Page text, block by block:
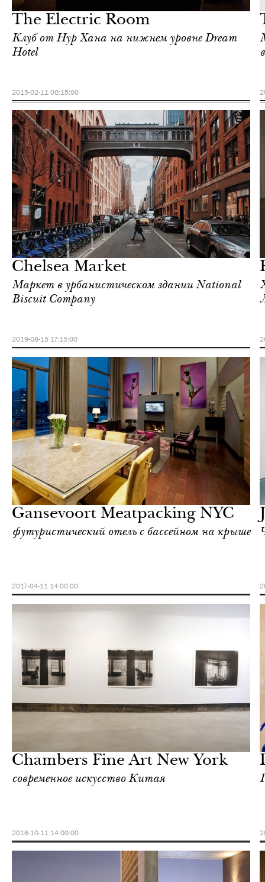
The Electric Room
Клуб от Нур Хана на нижнем уровне Dream
Hotel
2015-02-11 00:15:00
Chelsea Market
Маркет в урбанистическом здании National
Biscuit Company
2019-08-15 17:15:00
Йорк
Gansevoort Meatpacking NYC
футуристический отель с бассейном на крыше
2017-04-11 14:00:00
Йорк
Chambers Fine Art New York
современное искусство Китая
2016-10-11 14:00:00
Йорк